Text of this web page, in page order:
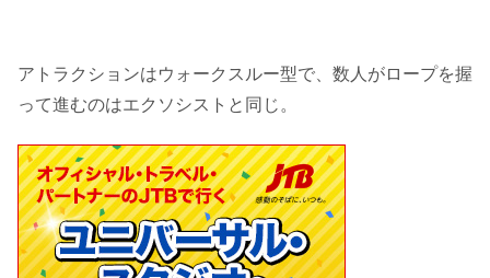
アトラクションはウォークスルー型で、数人がロープを握
って進むのはエクソシストと同じ。